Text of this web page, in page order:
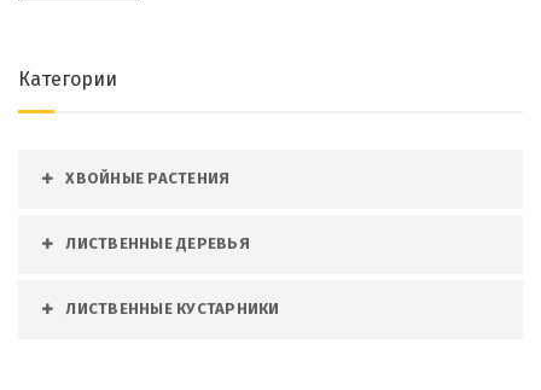
Категории
ХВОЙНЫЕ РАСТЕНИЯ
ЛИСТВЕННЫЕ ДЕРЕВЬЯ
ЛИСТВЕННЫЕ КУСТАРНИКИ